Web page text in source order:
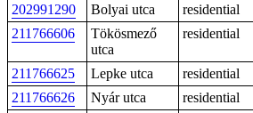
202991290 Bolyai utca residential
211766606
Tökösmező
utca
residential
211766625 Lepke utca
residential
211766626
Nyár utca
residential